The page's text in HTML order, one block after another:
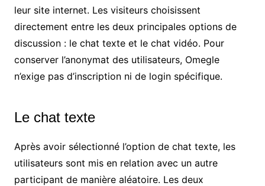
leur site internet. Les visiteurs choisissent
directement entre les deux principales options de
discussion : le chat texte et le chat vidéo. Pour
conserver l’anonymat des utilisateurs, Omegle
n’exige pas d’inscription ni de login spécifique.
Le chat texte
Après avoir sélectionné l’option de chat texte, les
utilisateurs sont mis en relation avec un autre
participant de manière aléatoire. Les deux